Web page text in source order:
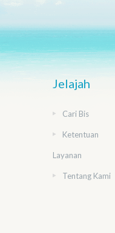
Jelajah
Cari Bis
Ketentuan
Layanan
Tentang Kami